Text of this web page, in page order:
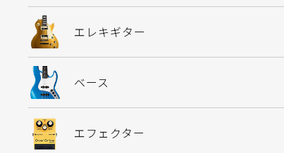
エレキギター
ベース
エフェクター